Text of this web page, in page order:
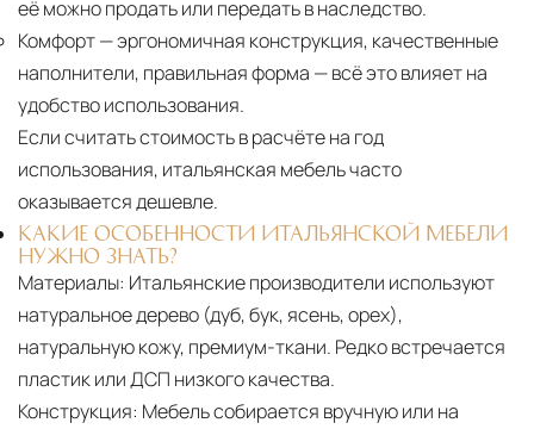
её можно продать или передать в наследство.
Комфорт— эргономичная конструкция, качественные
наполнители, правильная форма — всё это влияет на
удобство использования.
Если считать стоимость в расчёте на год
использования, итальянская мебель часто
оказывается дешевле.
КАКИЕ ОСОБЕННОСТИ ИТАЛЬЯНСКОЙ МЕБЕЛИ
НУЖНО ЗНАТЬ?
Материалы: Итальянские производители используют
натуральное дерево (дуб, бук, ясень, орех),
натуральную кожу, премиум-ткани. Редко встречается
пластик или ДСП низкого качества.
Конструкция: Мебель собирается вручную или на